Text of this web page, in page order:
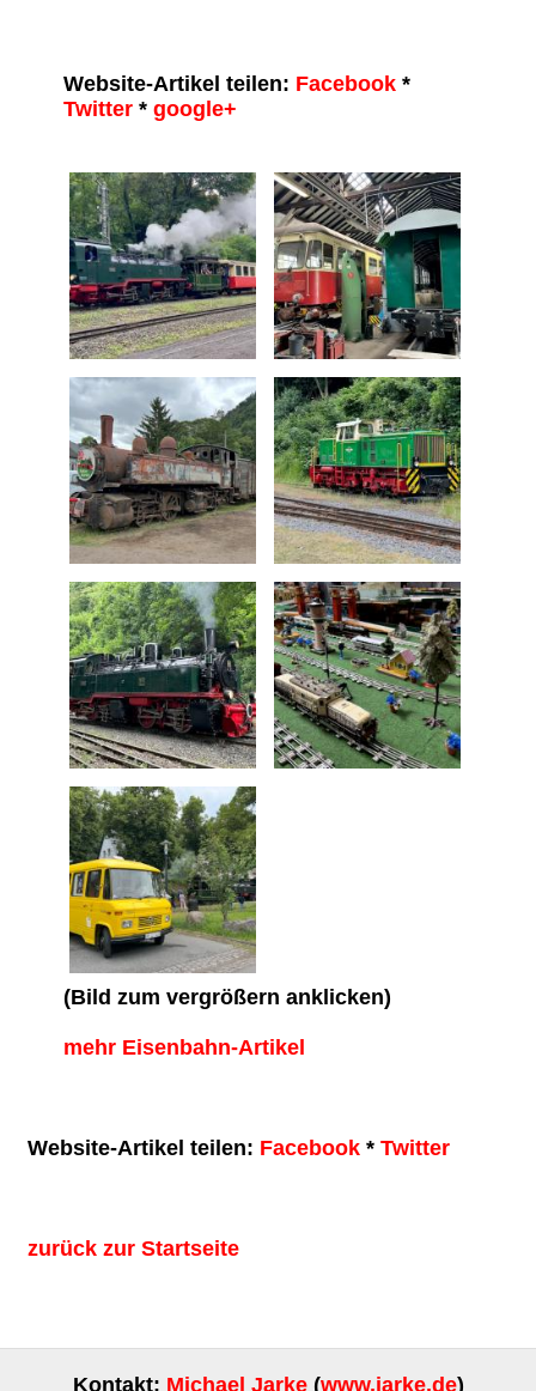
Website-Artikel teilen: Facebook*
Twitter* google+
(Bild zum vergrößern anklicken)
mehr Eisenbahn-Artikel
Website-Artikel teilen: Facebook* Twitter
zurück zur Startseite
Kontakt: Michael Jarke(www.jarke.de)